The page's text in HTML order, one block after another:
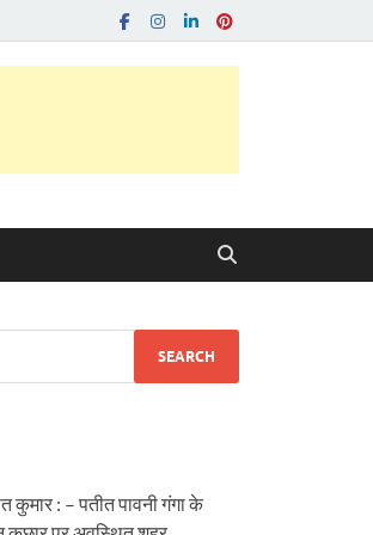
कुमार : – पतीत पावनी गंगा के